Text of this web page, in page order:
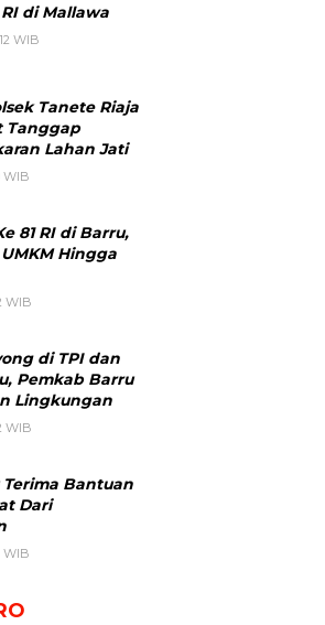
di Mallawa
WIB
Tanete Riaja
Tanggap
Lahan Jati
WIB
81 RI di Barru,
Hingga
WIB
di TPI dan
Pemkab Barru
Lingkungan
WIB
Bantuan
Dari
WIB